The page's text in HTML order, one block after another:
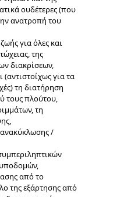
ουδέτερες (που
ανατροπή του
για όλες και
της
διακρίσεων,
για τα
τη διατήρηση
τους πλούτου,
τη
/
από το
της εξάρτησης από